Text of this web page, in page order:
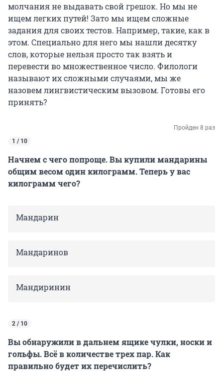
молчания не выдавать свой грешок. Но мы не
ищем легких путей! Зато мы ищем сложные
задания для своих тестов. Например, такие, как в
этом. Специально для него мы нашли десятку
слов, которые нельзя просто так взять и
перевести во множественное число. Филологи
называют их сложными случаями, мы же
назовем лингвистическим вызовом. Готовы его
принять?
Пройден 8 раз
1 / 10
Начнем с чего попроще. Вы купили мандарины
общим весом один килограмм. Теперь у вас
килограмм чего?
Мандарин
Мандаринов
Мандиринин
2 / 10
Вы обнаружили в дальнем ящике чулки, носки и
гольфы. Всё в количестве трех пар. Как
правильно будет их перечислить?